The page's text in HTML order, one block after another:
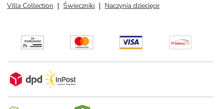
Villa Collection
Świeczniki Naczynia dziecięce